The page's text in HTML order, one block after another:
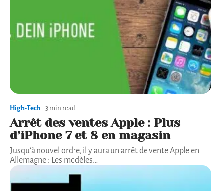
High-Tech 3 min read
Arrêt des ventes Apple : Plus
d’iPhone 7 et 8 en magasin
Jusqu'à nouvel ordre, il y aura un arrêt de vente Apple en
Allemagne : Les modèles…